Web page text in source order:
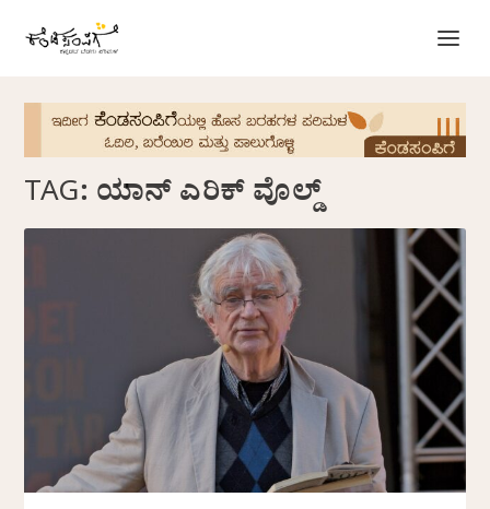
TAG: ಯಾನ್ ಎರಿಕ್ ವೊಲ್ಡ್